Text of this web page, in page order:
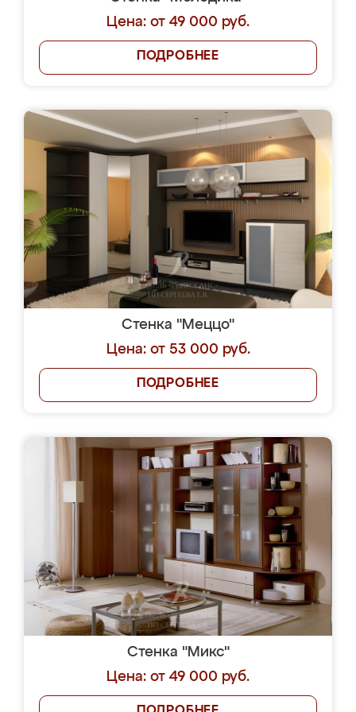
Цена: от 49 000 руб.
ПОДРОБНЕЕ
Стенка "Меццо"
Цена: от 53 000 руб.
ПОДРОБНЕЕ
Стенка "Микс"
Цена: от 49 000 руб.